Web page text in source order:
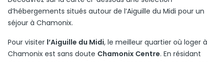
d’hébergements situés autour de l’Aiguille du Midi pour un
séjour à Chamonix.
Pour visiter l’Aiguille du Midi, le meilleur quartier où loger à
Chamonix est sans doute Chamonix Centre. En résidant